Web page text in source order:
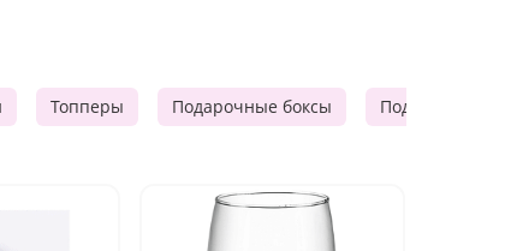
Топперы Подарочные боксы Подарочные